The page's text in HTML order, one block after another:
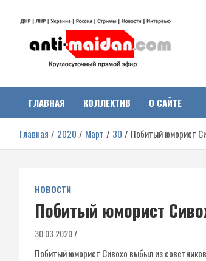
Антимайдан:
Гражданская
Украине
о гражданской войне на Украине, включая
ДНР, ЛНР и других регионах.
ГЛАВНАЯ КОЛЛЕКТИВ О САЙТЕ
Главная 2020 Март 30 Побитый юморист
НОВОСТИ
Побитый юморист
30.03.2020
Побитый юморист Сивохо выбыл из